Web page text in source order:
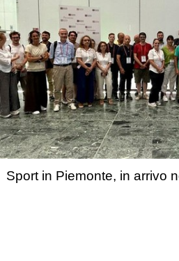
Sport in Piemonte, in arrivo